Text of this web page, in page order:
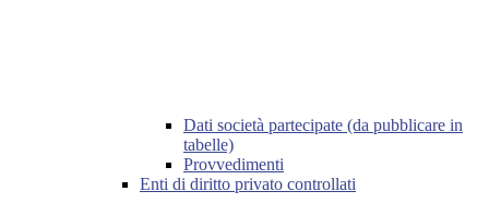
Dati società partecipate (da pubblicare in
tabelle)
Provvedimenti
Enti di diritto privato controllati